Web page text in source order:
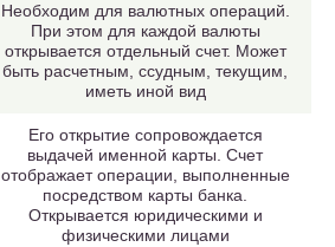
Необходим для валютных операций.
При этом для каждой валюты
открывается отдельный счет. Может
быть расчетным, ссудным, текущим,
иметь иной вид
Его открытие сопровождается
выдачей именной карты. Счет
отображает операции, выполненные
посредством карты банка.
Открывается юридическими и
физическими лицами